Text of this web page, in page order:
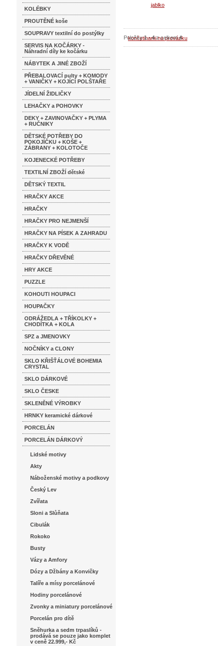
KOLÉBKY
PROUTĚNÉ koše
SOUPRAVY textilní do postýlky
SERVIS NA KOČÁRKY -
Náhradní díly ke kočárku
NÁBYTEK A JINÉ ZBOŽÍ
PŘEBALOVACÍ pulty + KOMODY
+ VANIČKY + KOJÍCÍ POLŠTAŘE
JÍDELNÍ ŽIDLIČKY
LEHAČKY a POHOVKY
DEKY + ZAVINOVAČKY + PLYMA
+ RUČNIKY
DĚTSKÉ POTŘEBY DO
POKOJÍČKU + KOŠE +
ZÁBRANY + KOLOTOČE
KOJENECKÉ POTŘEBY
TEXTILNÍ ZBOŽÍ dětské
DĚTSKÝ TEXTIL
HRAČKY AKCE
HRAČKY
HRAČKY PRO NEJMENŠÍ
HRAČKY NA PÍSEK A ZAHRADU
HRAČKY K VODĚ
HRAČKY DŘEVĚNÉ
HRY AKCE
PUZZLE
KOHOUTI HOUPACI
HOUPAČKY
ODRÁŽEDLA + TŘÍKOLKY +
CHODÍTKA + KOLA
SPZ a JMENOVKY
NOČNÍKY a CLONY
SKLO KŘIŠŤÁLOVÉ BOHEMIA
CRYSTAL
SKLO DÁRKOVÉ
SKLO ČESKE
SKLENĚNÉ VÝROBKY
HRNKY keramické dárkové
PORCELÁN
PORCELÁN DÁRKOVÝ
Lidské motivy
Akty
Náboženské motivy a podkovy
Český Lev
Zvířata
Sloni a Slůňata
Cibulák
Rokoko
Busty
Vázy a Amfory
Dózy a Džbány a Konvičky
Talíře a mísy porcelánové
Hodiny porcelánové
Zvonky a miniatury porcelánové
Porcelán pro dítě
Sněhurka a sedm trpaslíků -
prodává se pouze jako komplet
v ceně 22.999,- Kč
Položky1-4z celkem4